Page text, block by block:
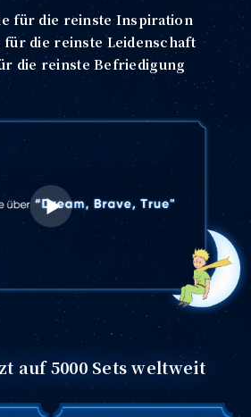
für die reinste Inspiration
für die reinste Leidenschaft
die reinste Befriedigung
auf 5000 Sets weltweit